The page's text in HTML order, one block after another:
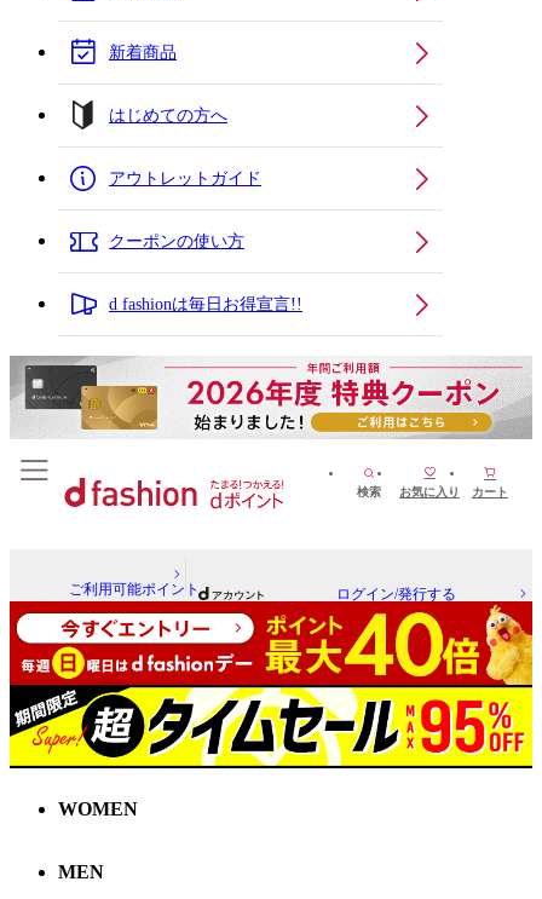
新着商品
はじめての方へ
アウトレットガイド
クーポンの使い方
d fashionは毎日お得宣言!!
検索 お気に入り カート
ご利用可能ポイント ログイン/発行する
WOMEN
MEN